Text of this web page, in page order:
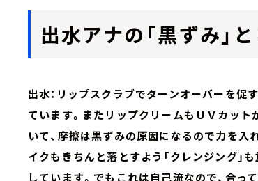
出水アナの「黒ずみ」
出水：リップスクラブでターンオーバーを促
ています。またリップクリームもＵＶカッ
いて、摩擦は黒ずみの原因になるので力を
イクもきちんと落とすよう「クレンジング」
しています。でもこれは自己流なので、合